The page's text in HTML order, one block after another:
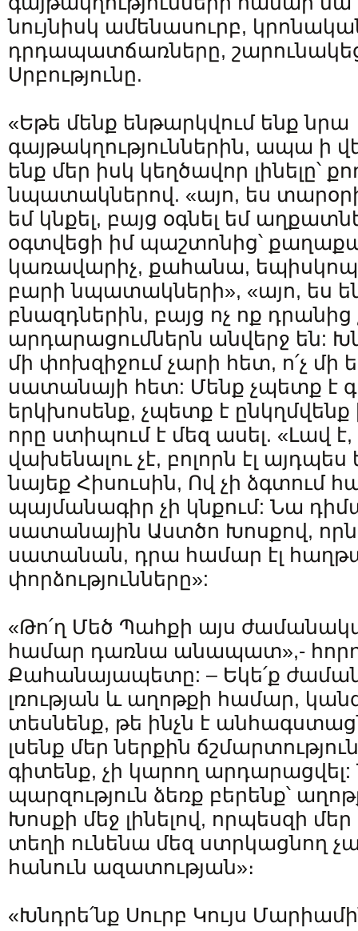
նույնիսկ ամենասուրբ,
դրդապատճառները,
Սրբությունը.
«Եթե ​​մենք ենթարկվում ենք նրա
գայթակղություններին, ապա ի
ենք մեր իսկ կեղծավոր լինելը՝
նպատակներով. «այո, ես
եմ կնքել, բայց օգնել եմ
օգտվեցի իմ պաշտոնից՝
կառավարիչ, քահանա,
բարի նպատակների», «այո, ես
բնազդներին, բայց ոչ ոք դրանից
արդարացումներն անվերջ են:
մի փոխզիջում չարի հետ, ո՛չ մի
սատանայի հետ: Մենք չպետք է
երկխոսենք, չպետք է ընկղմվենք
որը ստիպում է մեզ ասել. «Լավ
վախենալու չէ, բոլորն էլ այդպես
նայեք Հիսուսին, Ով չի ձգտում
պայմանագիր չի կնքում: Նա
սատանային Աստծո Խոսքով, որն
սատանան, դրա համար էլ
փորձությունները»:
«Թո՛ղ Մեծ Պահքի այս
համար դառնա անապատ»,-
Քահանայապետը: – Եկե՛ք
լռության և աղոթքի համար,
տեսնենք, թե ինչն է
լսենք մեր ներքին
գիտենք, չի կարող արդարացվել:
պարզություն ձեռք բերենք՝
Խոսքի մեջ լինելով, որպեսզի
տեղի ունենա մեզ ստրկացնող
հանուն ազատության»։
«Խնդրե՛նք Սուրբ Կույս